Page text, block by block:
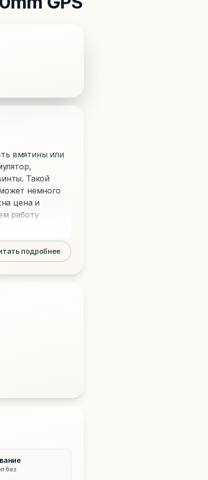
вмятины или
Такой
немного
цена и
работу
подробнее
без